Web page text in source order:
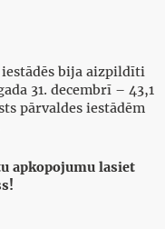
iestādēs bija aizpildīti
31. decembrī – 43,1
pārvaldes iestādēm
apkopojumu lasiet